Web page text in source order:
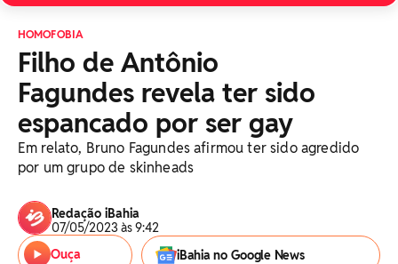
HOMOFOBIA
Filho de Antônio
Fagundes revela ter sido
espancado por ser gay
Em relato, Bruno Fagundes afirmou ter sido agredido
por um grupo de skinheads
Redação iBahia
07/05/2023 às 9:42
Ouça
iBahia no Google News